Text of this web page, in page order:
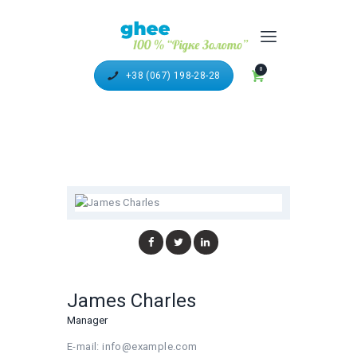
+38 (067) 198-28-28
0
100% ТОПЛЕНОЕ МАСЛО
"ГХИ"
ДОСТАВКА ТА ОПЛАТА
James Charles
Manager
E-mail: info@example.com